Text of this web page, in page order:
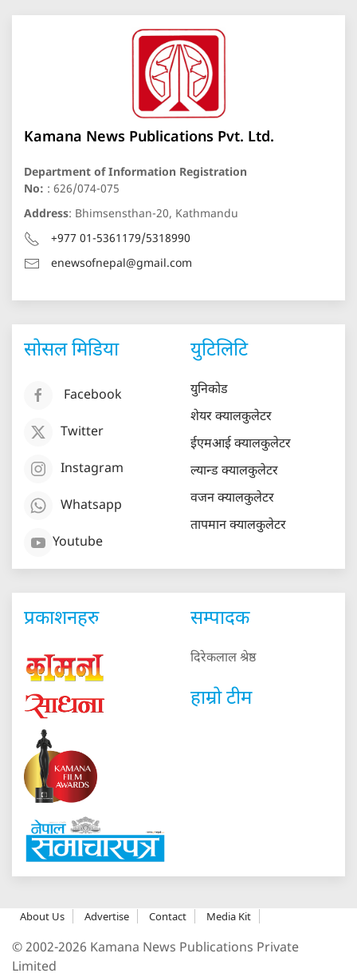
Kamana News Publications Pvt. Ltd.
Department of Information Registration
No: : 626/074-075
Address: Bhimsensthan-20, Kathmandu
+977 01-5361179/5318990
enewsofnepal@gmail.com
सोसल मिडिया
Facebook
Twitter
Instagram
Whatsapp
Youtube
युटिलिटि
युनिकोड
शेयर क्यालकुलेटर
ईएमआई क्यालकुलेटर
ल्यान्ड क्यालकुलेटर
वजन क्यालकुलेटर
तापमान क्यालकुलेटर
प्रकाशनहरु सम्पादक
दिरेकलाल श्रेष्ठ
हाम्रो टीम
About Us Advertise Contact Media Kit
© 2002-2026 Kamana News Publications Private
Limited